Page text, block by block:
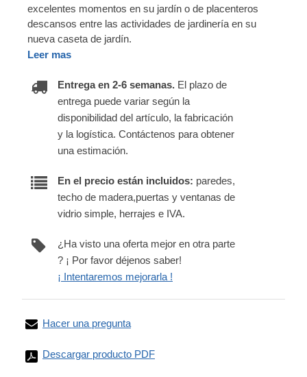
excelentes momentos en su jardín o de placenteros
descansos entre las actividades de jardinería en su
nueva caseta de jardín.
Leer mas
Entrega en 2-6 semanas. El plazo de
entrega puede variar según la
disponibilidad del artículo, la fabricación
y la logística. Contáctenos para obtener
una estimación.
En el precio están incluidos: paredes,
techo de madera,puertas y ventanas de
vidrio simple, herrajes e IVA.
¿Ha visto una oferta mejor en otra parte
? ¡ Por favor déjenos saber!
¡ Intentaremos mejorarla !
Hacer una pregunta
Descargar producto PDF